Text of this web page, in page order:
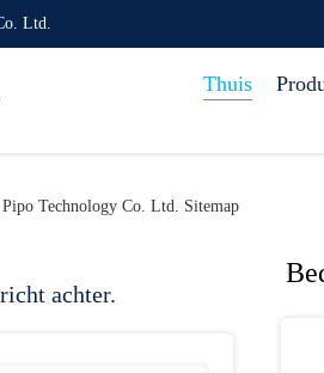
Ltd.
Thuis
Technology Co. Ltd. Sitemap
achter.